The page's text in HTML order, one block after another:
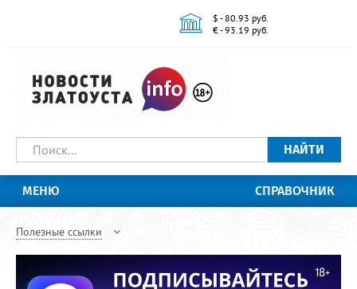
$ - 80.93 руб.
€ - 93.19 руб.
НАЙТИ
МЕНЮ СПРАВОЧНИК
Полезные ссылки